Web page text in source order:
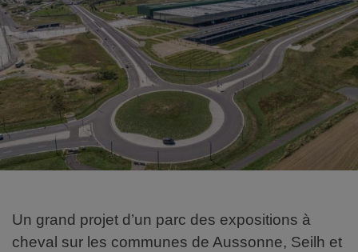
Un grand projet d’un parc des expositions à
cheval sur les communes de Aussonne, Seilh et